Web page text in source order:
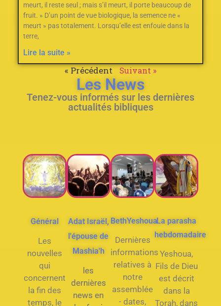
meurt, il reste seul ; mais s’il meurt, il porte beaucoup de
fruit. » D’un point de vue biologique, la semence ne «
meurt » pas totalement. Lorsqu’elle est enfouie dans la
terre,
Lire la suite »
« Précédent Suivant »
Les News
Tenez-vous informés sur les dernières
actualités bibliques
Général
Les
nouvelles
qui
concernent
la fin des
temps, le
Adat Israël,
l'épouse de
Mashia'h
les
dernières
news en
BethYeshoua
Dernières
informations
relatives à
notre
assemblée
- dates,
La parasha
hebdomadaire
Yeshoua,
Fils de Dieu
est décrit
dans la
Torah, dans